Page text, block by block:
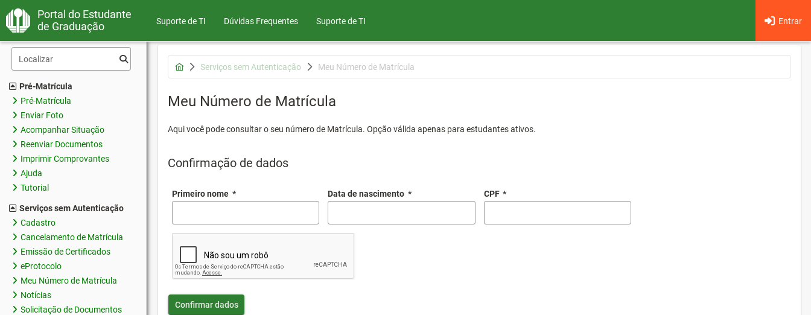
Portal do Estudante
de Graduação
Suporte de TI Dúvidas Frequentes Entrar
Suporte de TI
Pré-Matrícula
Pré-Matrícula
Enviar Foto
Acompanhar Situação
Reenviar Documentos
Imprimir Comprovantes
Ajuda
Tutorial
Serviços sem Autenticação
Cadastro
Cancelamento de Matrícula
Emissão de Certificados
eProtocolo
Meu Número de Matrícula
Notícias
Solicitação de Documentos
Serviços sem Autenticação Meu Número de Matrícula
Meu Número de Matrícula
Aqui você pode consultar o seu número de Matrícula. Opção válida apenas para estudantes ativos.
Confirmação de dados
Primeiro nome * Data de nascimento * CPF *
Confirmar dados